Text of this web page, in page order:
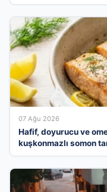
07 Ağu 2026
Hafif, doyurucu ve
kuşkonmazlı somon